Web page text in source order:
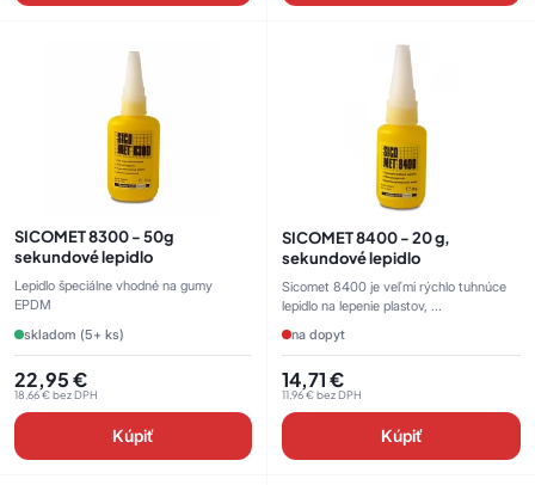
SICOMET 8300 - 50g
sekundové lepidlo
Lepidlo špeciálne vhodné na gumy
EPDM
skladom (5+ ks)
22,95€
18,66€bez DPH
Kúpiť
SICOMET 8400 - 20 g,
sekundové lepidlo
Sicomet 8400 je veľmi rýchlo tuhnúce
lepidlo na lepenie plastov, ...
na dopyt
14,71€
11,96€bez DPH
Kúpiť